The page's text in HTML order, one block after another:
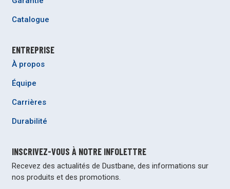
Catalogue
ENTREPRISE
À propos
Équipe
Carrières
Durabilité
INSCRIVEZ-VOUS À NOTRE INFOLETTRE
Recevez des actualités de Dustbane, des informations sur
nos produits et des promotions.